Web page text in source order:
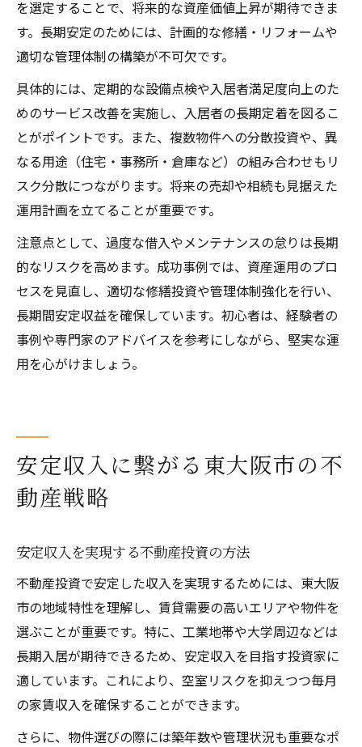
を選定することで、将来的な資産価値上昇が期待できま
す。長期安定のためには、計画的な修繕・リフォームや
適切な管理体制の構築が不可欠です。
具体的には、定期的な設備点検や入居者満足度向上のた
めのサービス改善を実施し、入居者の長期定着を図るこ
とがポイントです。また、複数物件への分散投資や、異
なる用途（住宅・事務所・倉庫など）の組み合わせもリ
スク分散につながります。将来の売却や相続も見据えた
運用計画を立てることが重要です。
注意点として、過度な借入やメンテナンスの怠りは長期
的なリスクを高めます。成功事例では、資産運用のプロ
セスを見直し、適切な修繕投資や管理体制強化を行い、
長期間安定収益を確保しています。初心者は、経験者の
事例や専門家のアドバイスを参考にしながら、堅実な運
用を心がけましょう。
安定収入に繋がる東大阪市の不
動産戦略
安定収入を実現する不動産投資の方法
不動産投資で安定した収入を実現するためには、東大阪
市の地域特性を理解し、賃貸需要の高いエリアや物件を
選ぶことが重要です。特に、工業地帯や大学周辺などは
長期入居が期待できるため、安定収入を目指す投資家に
適しています。これにより、空室リスクを抑えつつ毎月
の家賃収入を確保することができます。
さらに、物件選びの際には築年数や管理状況も重要なポ